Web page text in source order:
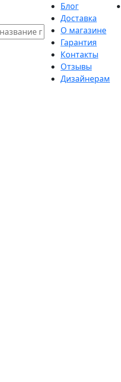
Блог
Доставка
О магазине
Гарантия
Контакты
Отзывы
Дизайнерам